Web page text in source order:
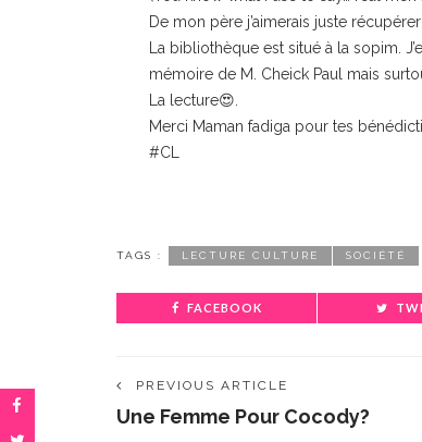
De mon père j’aimerais juste récupérer
La bibliothèque est situé à la sopim.
mémoire de M. Cheick Paul mais
La lecture😍.
Merci Maman fadiga pour tes
#CL
TAGS : LECTURE CULTURE SOCIÉTÉ
FACEBOOK
PREVIOUS ARTICLE
Une Femme Pour Cocody?